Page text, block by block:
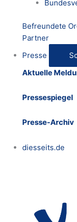
Befreundete
Partner
Presse
Aktuelle
Pressespiegel
Presse-Archiv
diesseits.de